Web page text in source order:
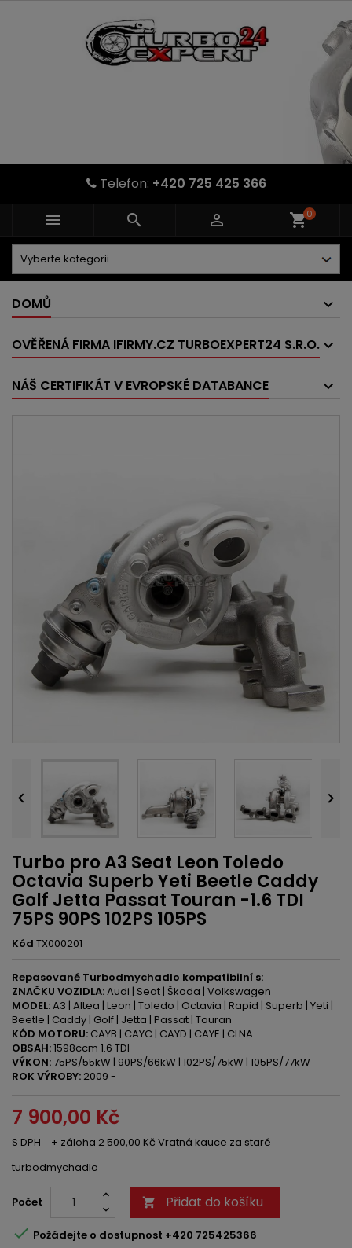
Telefon: +420 725 425 366
   shopping_cart0
DOMŮ
OVĚŘENÁ FIRMA IFIRMY.CZ TURBOEXPERT24 S.R.O.
NÁŠ CERTIFIKÁT V EVROPSKÉ DATABANCE
 
Turbo pro A3 Seat Leon Toledo
Octavia Superb Yeti Beetle Caddy
Golf Jetta Passat Touran -1.6 TDI
75PS 90PS 102PS 105PS
Kód TX000201
Repasované Turbodmychadlo kompatibilní s:
ZNAČKU VOZIDLA:Audi | Seat | Škoda | Volkswagen
MODEL:A3 | Altea | Leon | Toledo | Octavia | Rapid | Superb | Yeti |
Beetle | Caddy | Golf | Jetta | Passat | Touran
KÓD MOTORU: CAYB | CAYC | CAYD | CAYE | CLNA
OBSAH:1598ccm 1.6 TDI
VÝKON: 75PS/55kW | 90PS/66kW | 102PS/75kW | 105PS/77kW
ROK VÝROBY: 2009 -
7 900,00 Kč
S DPH
+ záloha 2 500,00 Kč Vratná kauce za staré
turbodmychadlo
Počet  Přidat do košíku
 Požádejte o dostupnost +420 725425366